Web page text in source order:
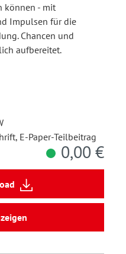
können - mit
Impulsen für die
Chancen und
aufbereitet.
E-Paper-Teilbeitrag
0,00 €